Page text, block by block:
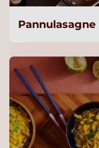
Pannulasagne